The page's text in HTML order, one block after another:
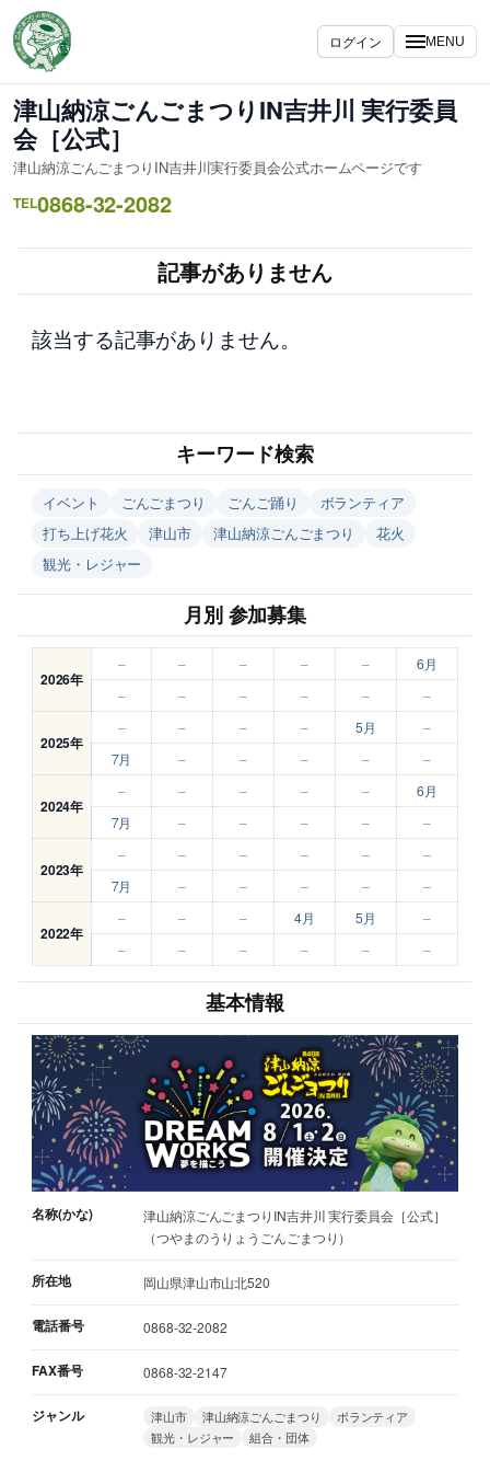
容
を
ス
キ
ッ
プ
ログイン MENU
津山納涼ごんごまつりIN吉井川 実行委員
会［公式］
津山納涼ごんごまつりIN吉井川実行委員会公式ホームページです
TEL0868-32-2082
記事がありません
該当する記事がありません。
キーワード検索
イベント ごんごまつり ごんご踊り
ボランティア
打ち上げ花火
津山市 津山納涼ごんごまつり
花火
観光・レジャー
月別 参加募集
2026年
– – – – –
6月
–
– – – – –
2025年
– – – – 5月
–
7月
– – – – –
2024年
– – – – –
6月
7月
– – – – –
2023年
– – – – –
–
7月
– – – – –
2022年
– – – 4月 5月
–
–
– – – – –
基本情報
名称(かな)
津山納涼ごんごまつりIN吉井川 実行委員会［公式］
（つやまのうりょうごんごまつり）
所在地 岡山県津山市山北520
電話番号 0868-32-2082
FAX番号 0868-32-2147
ジャンル 津山市 津山納涼ごんごまつり
ボランティア
観光・レジャー
組合・団体